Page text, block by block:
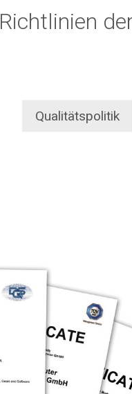
Richtlinien
Qualitätspolitik